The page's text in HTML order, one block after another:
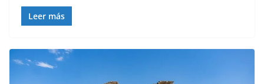
Leer más